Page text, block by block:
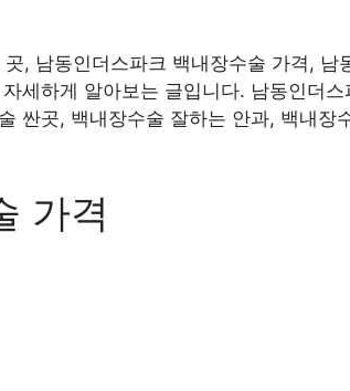
, 남동인더스파크 백내장수술 가격,
세하게 알아보는 글입니다. 남동인더
싼곳, 백내장수술 잘하는 안과, 백내
가격